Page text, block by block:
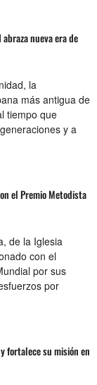
nueva era de
la
más antigua de
tiempo que
y a
el Premio Metodista
de la Iglesia
con el
por sus
por
fortalece su misión en